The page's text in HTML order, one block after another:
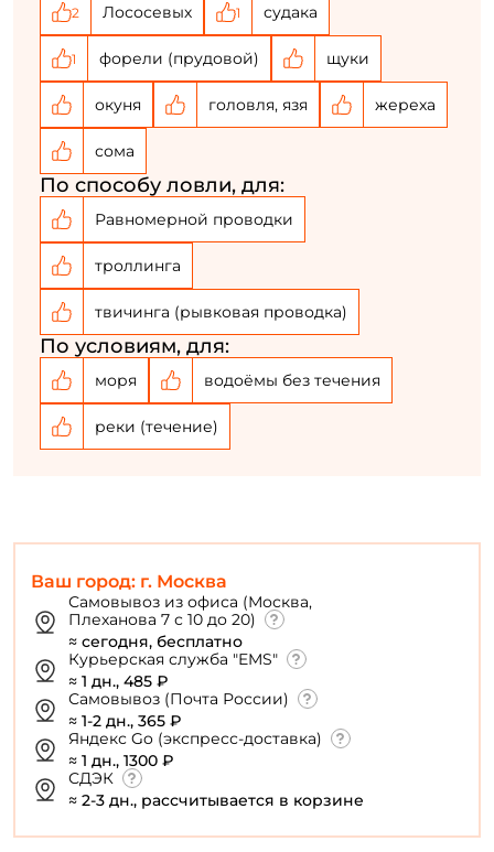
Ваш город: г. Москва
Самовывоз из офиса (Москва,
Плеханова 7 с 10 до 20)
≈ сегодня, бесплатно
Курьерская служба "EMS"
≈ 1 дн., 485 ₽
Самовывоз (Почта России)
≈ 1-2 дн., 365 ₽
Яндекс Go (экспресс-доставка)
≈ 1 дн., 1300 ₽
СДЭК
≈ 2-3 дн., рассчитывается в корзине
2 Лососевых 1 судака
1 форели (прудовой) щуки
окуня головля, язя жереха
сома
По способу ловли, для:
Равномерной проводки
троллинга
твичинга (рывковая проводка)
По условиям, для:
моря водоёмы без течения
реки (течение)
Номер телефона: *
Придумайте пароль: *
Повторите пароль: *
Заполняя данную форму вы соглашаетесь на обработку
персональных данных
Создать аккаунт
У меня уже есть аккаунт